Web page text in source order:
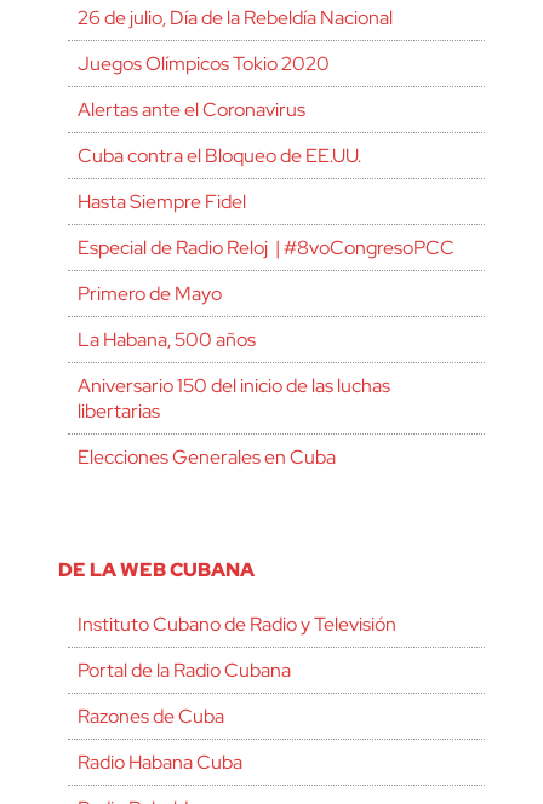
26 de julio, Día de la Rebeldía Nacional
Juegos Olímpicos Tokio 2020
Alertas ante el Coronavirus
Cuba contra el Bloqueo de EE.UU.
Hasta Siempre Fidel
Especial de Radio Reloj | #8voCongresoPCC
Primero de Mayo
La Habana, 500 años
Aniversario 150 del inicio de las luchas
libertarias
Elecciones Generales en Cuba
DE LA WEB CUBANA
Instituto Cubano de Radio y Televisión
Portal de la Radio Cubana
Razones de Cuba
Radio Habana Cuba